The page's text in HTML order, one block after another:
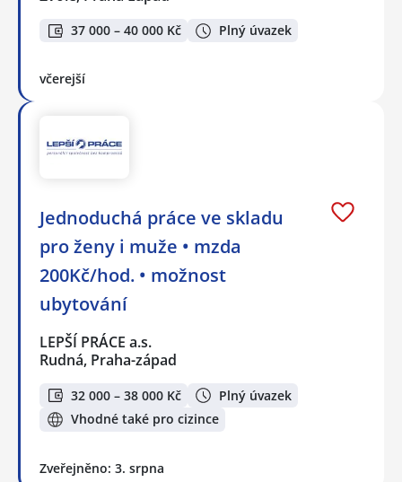
37 000 – 40 000 Kč Plný úvazek
včerejší
Jednoduchá práce ve skladu
pro ženy i muže • mzda
200Kč/hod. • možnost
ubytování
LEPŠÍ PRÁCE a.s.
Rudná, Praha-západ
32 000 – 38 000 Kč
Plný úvazek
Vhodné také pro cizince
Zveřejněno: 3. srpna